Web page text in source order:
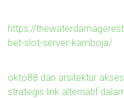
https://
bet-slot-server-kamboja/
okto88 dan arsitektur
strategis link alternatif